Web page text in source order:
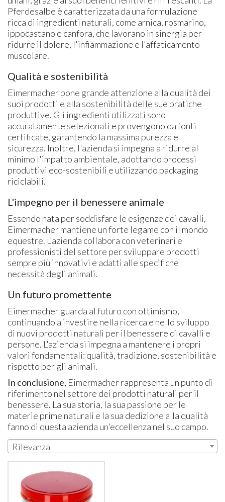
Pferdesalbe è caratterizzata da una formulazione
ricca di ingredienti naturali, come arnica, rosmarino,
ippocastano e canfora, che lavorano in sinergia per
ridurre il dolore, l'infiammazione e l'affaticamento
muscolare.
Qualità e sostenibilità
Eimermacher pone grande attenzione alla qualità dei
suoi prodotti e alla sostenibilità delle sue pratiche
produttive. Gli ingredienti utilizzati sono
accuratamente selezionati e provengono da fonti
certificate, garantendo la massima purezza e
sicurezza. Inoltre, l'azienda si impegna a ridurre al
minimo l'impatto ambientale, adottando processi
produttivi eco-sostenibili e utilizzando packaging
riciclabili.
L'impegno per il benessere animale
Essendo nata per soddisfare le esigenze dei cavalli,
Eimermacher mantiene un forte legame con il mondo
equestre. L'azienda collabora con veterinari e
professionisti del settore per sviluppare prodotti
sempre più innovativi e adatti alle specifiche
necessità degli animali.
Un futuro promettente
Eimermacher guarda al futuro con ottimismo,
continuando a investire nella ricerca e nello sviluppo
di nuovi prodotti naturali per il benessere di cavalli e
persone. L'azienda si impegna a mantenere i propri
valori fondamentali: qualità, tradizione, sostenibilità e
rispetto per gli animali.
In conclusione, Eimermacher rappresenta un punto di
riferimento nel settore dei prodotti naturali per il
benessere. La sua storia, la sua passione per le
materie prime naturali e la sua dedizione alla qualità
fanno di questa azienda un'eccellenza nel suo campo.
Rilevanza